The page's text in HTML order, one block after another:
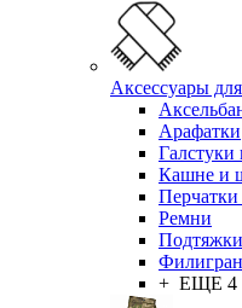
Аксессуары
Арафатки
Галстуки
Кашне и
Ремни
Подтяжки
+ ЕЩЕ 4